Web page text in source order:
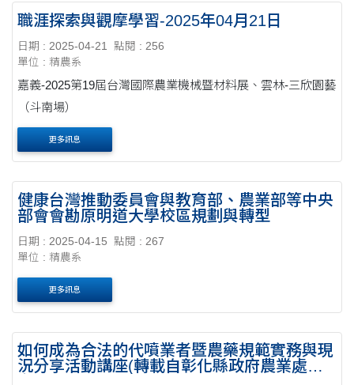
職涯探索與觀摩學習-2025年04月21日
日期 : 2025-04-21
點閱 : 256
單位 : 精農系
嘉義-2025第19屆台灣國際農業機械暨材料展、雲林-三欣園藝
（斗南場）
更多訊息
健康台灣推動委員會與教育部、農業部等中央
部會會勘原明道大學校區規劃與轉型
日期 : 2025-04-15
點閱 : 267
單位 : 精農系
更多訊息
如何成為合法的代噴業者暨農藥規範實務與現
況分享活動講座(轉載自彰化縣政府農業處臉